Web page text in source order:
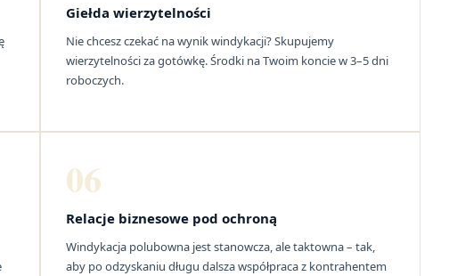
Giełda wierzytelności
Nie chcesz czekać na wynik windykacji? Skupujemy
wierzytelności za gotówkę. Środki na Twoim koncie w 3–5 dni
roboczych.
06
Relacje biznesowe pod ochroną
Windykacja polubowna jest stanowcza, ale taktowna – tak,
aby po odzyskaniu długu dalsza współpraca z kontrahentem